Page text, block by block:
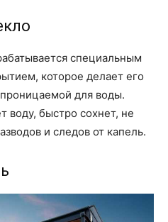
специальным
которое делает его
для воды.
воду, быстро сохнет, не
и следов от капель.